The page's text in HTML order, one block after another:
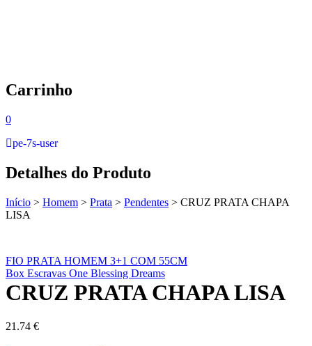
Carrinho
0
pe-7s-user
Detalhes do Produto
Início > Homem > Prata > Pendentes > CRUZ PRATA CHAPA
LISA
FIO PRATA HOMEM 3+1 COM 55CM
Box Escravas One Blessing Dreams
CRUZ PRATA CHAPA LISA
21.74 €